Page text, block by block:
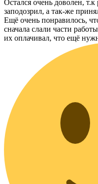
Остался очень доволен,
заподозрил, а так-же
Ещё очень понравилось,
сначала слали части
их оплачивал, что ещё